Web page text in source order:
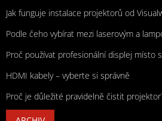
Jak funguje instalace projektorů od
Podle čeho vybírat mezi laserovým a
Proč používat profesionální displej místo
HDMI kabely – vyberte si správně
Proč je důležité pravidelně čistit